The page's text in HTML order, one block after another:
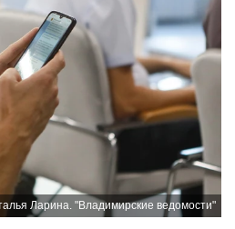
Ларина. "Владимирские ведомости"